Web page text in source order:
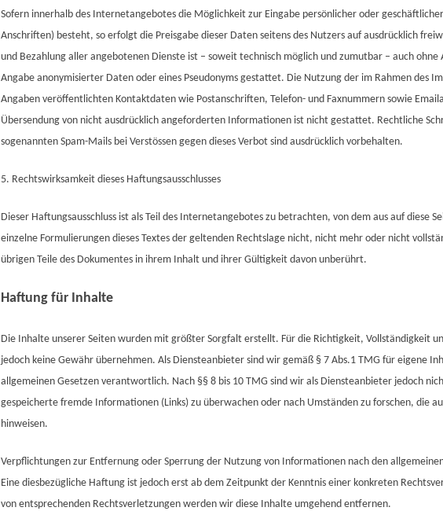
Sofern innerhalb des Internetangebotes die Möglichkeit zur Eingabe persönlicher oder
Anschriften) besteht, so erfolgt die Preisgabe dieser Daten seitens des Nutzers auf ausdrücklich
und Bezahlung aller angebotenen Dienste ist – soweit technisch möglich und zumutbar – auch
Angabe anonymisierter Daten oder eines Pseudonyms gestattet. Die Nutzung der im Rahmen des
Angaben veröffentlichten Kontaktdaten wie Postanschriften, Telefon- und Faxnummern sowie
Übersendung von nicht ausdrücklich angeforderten Informationen ist nicht gestattet. Rechtliche
sogenannten Spam-Mails bei Verstössen gegen dieses Verbot sind ausdrücklich vorbehalten.
5. Rechtswirksamkeit dieses Haftungsausschlusses
Dieser Haftungsausschluss ist als Teil des Internetangebotes zu betrachten, von dem aus auf diese
einzelne Formulierungen dieses Textes der geltenden Rechtslage nicht, nicht mehr oder nicht
übrigen Teile des Dokumentes in ihrem Inhalt und ihrer Gültigkeit davon unberührt.
Haftung für Inhalte
Die Inhalte unserer Seiten wurden mit größter Sorgfalt erstellt. Für die Richtigkeit, Vollständigkeit
jedoch keine Gewähr übernehmen. Als Diensteanbieter sind wir gemäß § 7 Abs.1 TMG für eigene
allgemeinen Gesetzen verantwortlich. Nach §§ 8 bis 10 TMG sind wir als Diensteanbieter jedoch
gespeicherte fremde Informationen (Links) zu überwachen oder nach Umständen zu forschen, die
hinweisen.
Verpflichtungen zur Entfernung oder Sperrung der Nutzung von Informationen nach den
Eine diesbezügliche Haftung ist jedoch erst ab dem Zeitpunkt der Kenntnis einer konkreten
von entsprechenden Rechtsverletzungen werden wir diese Inhalte umgehend entfernen.